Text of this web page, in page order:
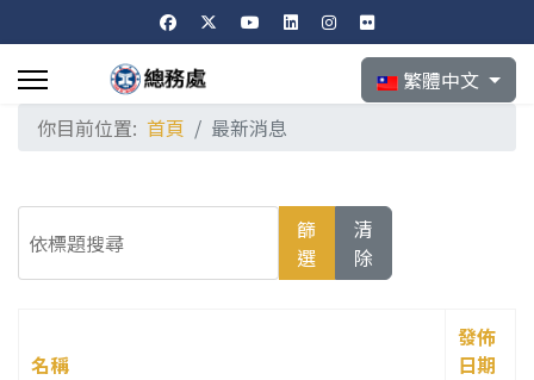
選擇你的語言
繁體中文
你目前位置: 首頁 最新消息
篩
選
清
除
名稱
發佈
日期